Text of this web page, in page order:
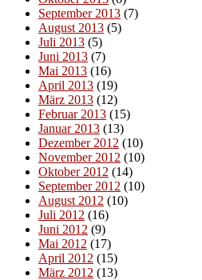
September 2013 (7)
August 2013 (5)
Juli 2013 (5)
Juni 2013 (7)
Mai 2013 (16)
April 2013 (19)
März 2013 (12)
Februar 2013 (15)
Januar 2013 (13)
Dezember 2012 (10)
November 2012 (10)
Oktober 2012 (14)
September 2012 (10)
August 2012 (10)
Juli 2012 (16)
Juni 2012 (9)
Mai 2012 (17)
April 2012 (15)
März 2012 (13)